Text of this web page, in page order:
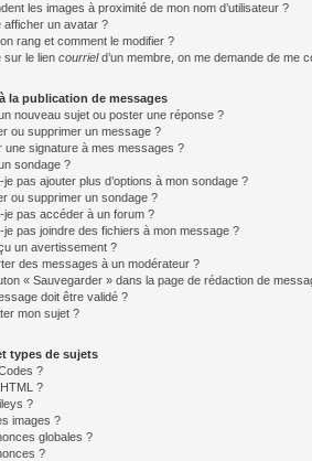
les images à proximité de mon nom d’utilisateur ?
afficher un avatar ?
rang et comment le modifier ?
sur le lien courrield’un membre, on me demande de me
la publication de messages
nouveau sujet ou poster une réponse ?
ou supprimer un message ?
une signature à mes messages ?
sondage ?
je pas ajouter plus d’options à mon sondage ?
ou supprimer un sondage ?
je pas accéder à un forum ?
je pas joindre des fichiers à mon message ?
un avertissement ?
des messages à un modérateur ?
« Sauvegarder » dans la page de rédaction de
doit être validé ?
mon sujet ?
types de sujets
?
?
?
images ?
globales ?
?